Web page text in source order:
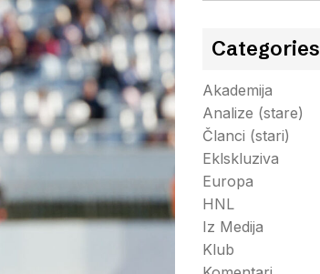
Categories
Akademija
Analize (stare)
Članci (stari)
Eklskluziva
Europa
HNL
Iz Medija
Klub